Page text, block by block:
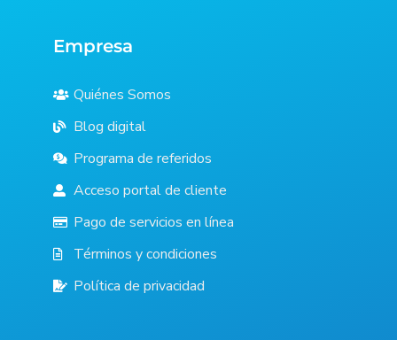
Empresa
Quiénes Somos
Blog digital
Programa de referidos
Acceso portal de cliente
Pago de servicios en línea
Términos y condiciones
Política de privacidad